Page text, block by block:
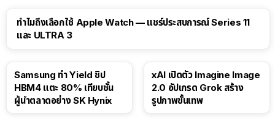
ทำไมถึงเลือกใช้ Apple Watch — แชร์ประสบการณ์ Series 11
และ ULTRA 3
Samsung ทำ Yield ชิป
HBM4 แตะ 80% เทียบชั้น
ผู้นำตลาดอย่าง SK Hynix
xAI เปิดตัว Imagine Image
2.0 อัปเกรด Grok สร้าง
รูปภาพขั้นเทพ